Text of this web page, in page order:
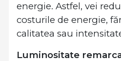
energie. Astfel, vei
costurile de energie,
calitatea sau
Luminositate